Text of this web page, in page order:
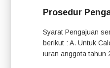
Prosedur
Syarat Pengajuan
berikut : A. Untuk
iuran anggota tahun